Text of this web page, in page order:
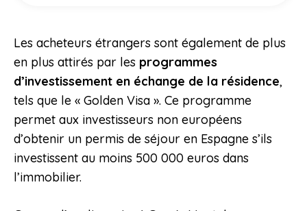
Les acheteurs étrangers sont également de plus
en plus attirés par les programmes
d’investissement en échange de la résidence,
tels que le « Golden Visa ». Ce programme
permet aux investisseurs non européens
d’obtenir un permis de séjour en Espagne s’ils
investissent au moins 500 000 euros dans
l’immobilier.